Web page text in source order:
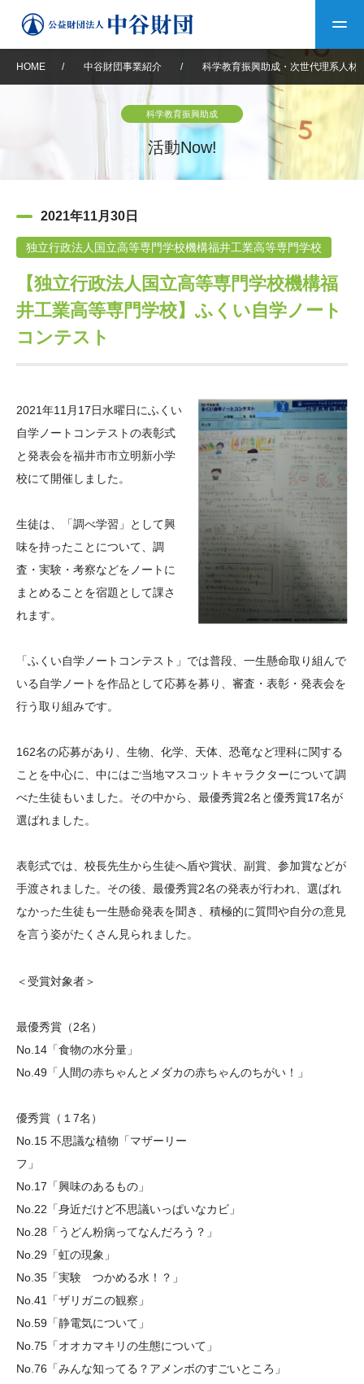
中谷財団について
設立趣意書 財団概要
沿革 40年史デジタルブック
中谷財団40年史
年報一覧 中谷財団レポート
中谷財団事業紹介 中谷賞
神戸賞 長期大型研究助成
研究助成
科学教育振興助成・
次世代理系人材育成プ
中谷財団動画紹介
その他情報
その他情報
アクセス よくあるご質問
サイトマップ 中谷財団アーカイブ
日本語 English マイページ
HOME / 中谷財団事業紹介 / 科学教育振興助成・次世代理系人材
科学教育振興助成
活動Now!
2021年11月30日
独立行政法人国立高等専門学校機構福井工業高等専門学校
【独立行政法人国立高等専門学校機構福
井工業高等専門学校】ふくい自学ノート
コンテスト
2021年11月17日水曜日にふくい
自学ノートコンテストの表彰式
と発表会を福井市市立明新小学
校にて開催しました。
生徒は、「調べ学習」として興
味を持ったことについて、調
査・実験・考察などをノートに
まとめることを宿題として課さ
れます。
「ふくい自学ノートコンテスト」では普段、一生懸命取り組んで
いる自学ノートを作品として応募を募り、審査・表彰・発表会を
行う取り組みです。
162名の応募があり、生物、化学、天体、恐竜など理科に関する
ことを中心に、中にはご当地マスコットキャラクターについて調
べた生徒もいました。その中から、最優秀賞2名と優秀賞17名が
選ばれました。
表彰式では、校長先生から生徒へ盾や賞状、副賞、参加賞などが
手渡されました。その後、最優秀賞2名の発表が行われ、選ばれ
なかった生徒も一生懸命発表を聞き、積極的に質問や自分の意見
を言う姿がたくさん見られました。
＜受賞対象者＞
最優秀賞（2名）
No.14「食物の水分量」
No.49「人間の赤ちゃんとメダカの赤ちゃんのちがい！」
優秀賞（１7名）
No.15 不思議な植物「マザーリー
フ」
No.17「興味のあるもの」
No.22「身近だけど不思議いっぱいなカビ」
No.28「うどん粉病ってなんだろう？」
No.29「虹の現象」
No.35「実験 つかめる水！？」
No.41「ザリガニの観察」
No.59「静電気について」
No.75「オオカマキリの生態について」
No.76「みんな知ってる？アメンボのすごいところ」